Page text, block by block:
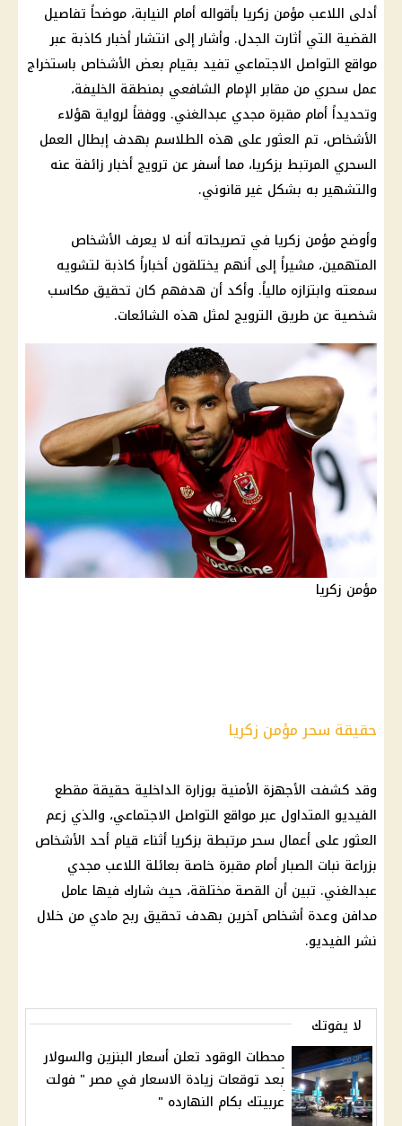
أدلى اللاعب مؤمن زكريا بأقواله أمام النيابة، موضحاً تفاصيل
القضية التي أثارت الجدل. وأشار إلى انتشار أخبار كاذبة عبر
مواقع التواصل الاجتماعي تفيد بقيام بعض الأشخاص باستخراج
عمل سحري من مقابر الإمام الشافعي بمنطقة الخليفة،
وتحديداً أمام مقبرة مجدي عبدالغني. ووفقاً لرواية هؤلاء
الأشخاص، تم العثور على هذه الطلاسم بهدف إبطال العمل
السحري المرتبط بزكريا، مما أسفر عن ترويج أخبار زائفة عنه
والتشهير به بشكل غير قانوني.
وأوضح مؤمن زكريا في تصريحاته أنه لا يعرف الأشخاص
المتهمين، مشيراً إلى أنهم يختلقون أخباراً كاذبة لتشويه
سمعته وابتزازه مالياً. وأكد أن هدفهم كان تحقيق مكاسب
شخصية عن طريق الترويج لمثل هذه الشائعات.
مؤمن زكريا
حقيقة سحر مؤمن زكريا
وقد كشفت الأجهزة الأمنية بوزارة الداخلية حقيقة مقطع
الفيديو المتداول عبر مواقع التواصل الاجتماعي، والذي زعم
العثور على أعمال سحر مرتبطة بزكريا أثناء قيام أحد الأشخاص
بزراعة نبات الصبار أمام مقبرة خاصة بعائلة اللاعب مجدي
عبدالغني. تبين أن القصة مختلقة، حيث شارك فيها عامل
مدافن وعدة أشخاص آخرين بهدف تحقيق ربح مادي من خلال
نشر الفيديو.
لا يفوتك
محطات الوقود تعلن أسعار البنزين والسولار
بعد توقعات زيادة الاسعار في مصر " فولت
عربيتك بكام النهارده "